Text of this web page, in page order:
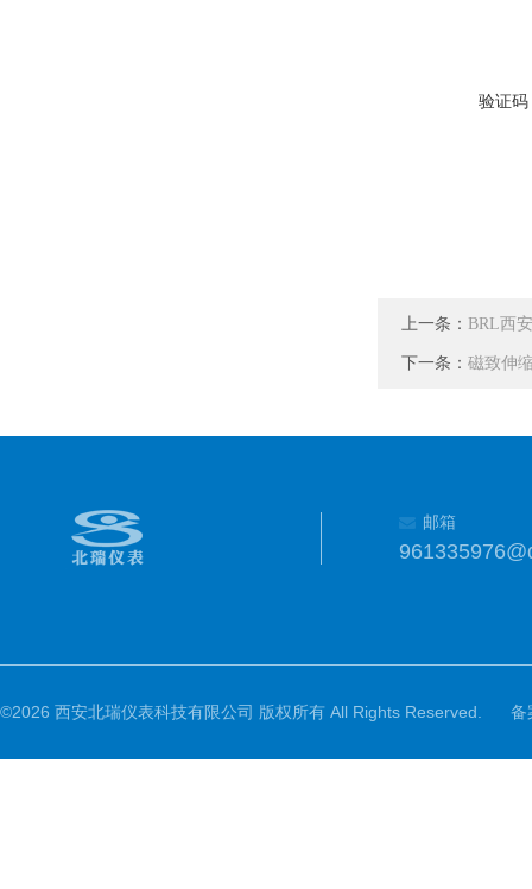
验证码
上一条： BRL西
下一条： 磁致伸
邮箱
©2026 西安北瑞仪表科技有限公司 版权所有 All Rights Reserved. 备